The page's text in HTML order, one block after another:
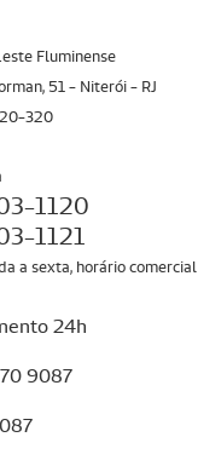
Fluminense
51 - Niterói - RJ
320
1120
1121
a sexta, horário comercial
24h
9087